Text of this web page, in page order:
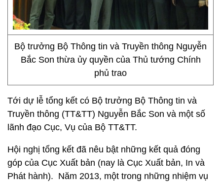
Bộ trưởng Bộ Thông tin và Truyền thông Nguyễn
Bắc Son thừa ủy quyền của Thủ tướng Chính
phủ trao
Tới dự lễ tổng kết có Bộ trưởng Bộ Thông tin và
Truyền thông (TT&TT) Nguyễn Bắc Son và một số
lãnh đạo Cục, Vụ của Bộ TT&TT.
Hội nghị tổng kết đã nêu bật những kết quả đóng
góp của Cục Xuất bản (nay là Cục Xuất bản, In và
Phát hành). Năm 2013, một trong những nhiệm vụ